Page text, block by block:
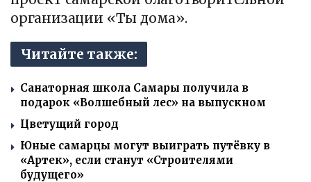
организации «Ты дома».
Читайте также:
Санаторная школа Самары получила в
подарок «Волшебный лес» на выпускном
Цветущий город
Юные самарцы могут выиграть путёвку в
«Артек», если станут «Строителями
будущего»